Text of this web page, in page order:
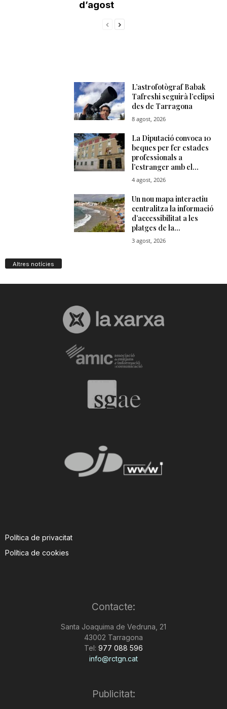
d’agost
Altres notícies
Política de privacitat
Política de cookies
Contacte:
Santa Joaquima de Vedruna, 21
43002 Tarragona
Tel: 977 088 596
info@rctgn.cat
Publicitat: